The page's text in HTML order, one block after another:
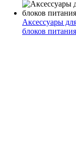
Аксессуары
блоков питания